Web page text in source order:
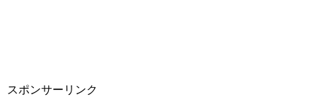
スポンサーリンク